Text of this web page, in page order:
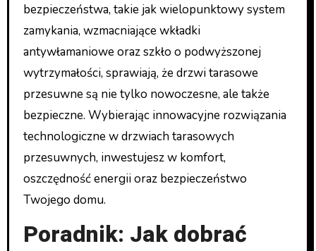
bezpieczeństwa, takie jak wielopunktowy system
zamykania, wzmacniające wkładki
antywłamaniowe oraz szkło o podwyższonej
wytrzymałości, sprawiają, że drzwi tarasowe
przesuwne są nie tylko nowoczesne, ale także
bezpieczne. Wybierając innowacyjne rozwiązania
technologiczne w drzwiach tarasowych
przesuwnych, inwestujesz w komfort,
oszczędność energii oraz bezpieczeństwo
Twojego domu.
Poradnik: Jak dobrać